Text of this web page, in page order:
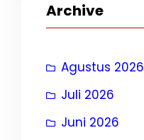
Archive
Agustus 2026
Juli 2026
Juni 2026